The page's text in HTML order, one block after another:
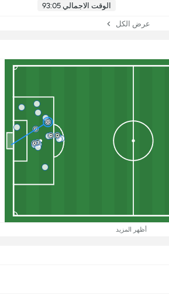
الوقت الاجمالي 93:05
عرض الكل
أظهر المزيد